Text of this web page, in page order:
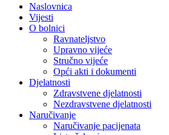
Naslovnica
Vijesti
O bolnici
Ravnateljstvo
Upravno vijeće
Stručno vijeće
Opći akti i dokumenti
Djelatnosti
Zdravstvene djelatnosti
Nezdravstvene djelatnosti
Naručivanje
Naručivanje pacijenata